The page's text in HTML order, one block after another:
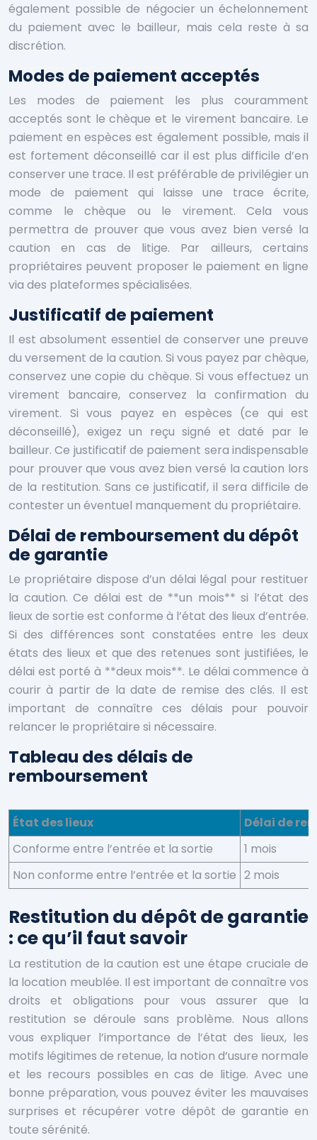
également possible de négocier un échelonnement
du paiement avec le bailleur, mais cela reste à sa
discrétion.
Modes de paiement acceptés
Les modes de paiement les plus couramment
acceptés sont le chèque et le virement bancaire. Le
paiement en espèces est également possible, mais il
est fortement déconseillé car il est plus difficile d’en
conserver une trace. Il est préférable de privilégier un
mode de paiement qui laisse une trace écrite,
comme le chèque ou le virement. Cela vous
permettra de prouver que vous avez bien versé la
caution en cas de litige. Par ailleurs, certains
propriétaires peuvent proposer le paiement en ligne
via des plateformes spécialisées.
Justificatif de paiement
Il est absolument essentiel de conserver une preuve
du versement de la caution. Si vous payez par chèque,
conservez une copie du chèque. Si vous effectuez un
virement bancaire, conservez la confirmation du
virement. Si vous payez en espèces (ce qui est
déconseillé), exigez un reçu signé et daté par le
bailleur. Ce justificatif de paiement sera indispensable
pour prouver que vous avez bien versé la caution lors
de la restitution. Sans ce justificatif, il sera difficile de
contester un éventuel manquement du propriétaire.
Délai de remboursement du dépôt
de garantie
Le propriétaire dispose d’un délai légal pour restituer
la caution. Ce délai est de **un mois** si l’état des
lieux de sortie est conforme à l’état des lieux d’entrée.
Si des différences sont constatées entre les deux
états des lieux et que des retenues sont justifiées, le
délai est porté à **deux mois**. Le délai commence à
courir à partir de la date de remise des clés. Il est
important de connaître ces délais pour pouvoir
relancer le propriétaire si nécessaire.
Tableau des délais de
remboursement
État des lieux
Délai de
Conforme entre l’entrée et la sortie
1 mois
Non conforme entre l’entrée et la sortie 2 mois
Restitution du dépôt de garantie
: ce qu’il faut savoir
La restitution de la caution est une étape cruciale de
la location meublée. Il est important de connaître vos
droits et obligations pour vous assurer que la
restitution se déroule sans problème. Nous allons
vous expliquer l’importance de l’état des lieux, les
motifs légitimes de retenue, la notion d’usure normale
et les recours possibles en cas de litige. Avec une
bonne préparation, vous pouvez éviter les mauvaises
surprises et récupérer votre dépôt de garantie en
toute sérénité.